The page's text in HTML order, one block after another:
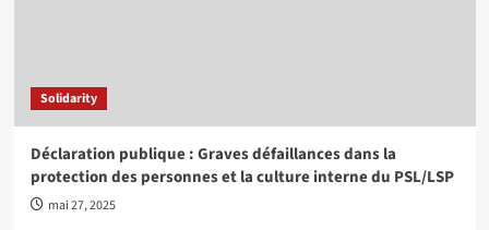
Solidarity
Déclaration publique : Graves défaillances dans la
protection des personnes et la culture interne du PSL/LSP
mai 27, 2025